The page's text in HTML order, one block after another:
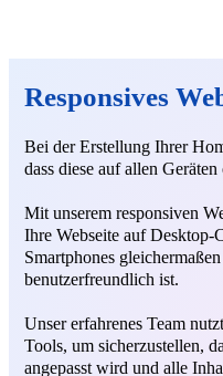
Responsives
Bei der Erstellung Ihrer
dass diese auf allen
Mit unserem responsiven
Ihre Webseite auf Desktop-
Smartphones
benutzerfreundlich ist.
Unser erfahrenes Team
Tools, um sicherzustellen,
angepasst wird und alle